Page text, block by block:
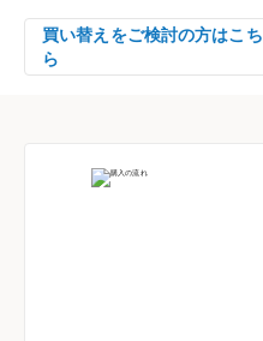
買い替えをご検討の方はこち
ら